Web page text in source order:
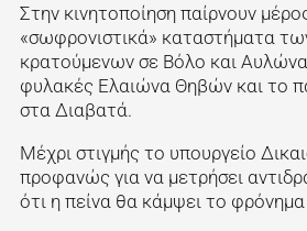
Στην κινητοποίηση παίρνουν
«σωφρονιστικά» καταστήματα
κρατούμενων σε Βόλο και Αυλώνα,
φυλακές Ελαιώνα Θηβών και το
στα Διαβατά.
Μέχρι στιγμής το υπουργείο
προφανώς για να μετρήσει
ότι η πείνα θα κάμψει το